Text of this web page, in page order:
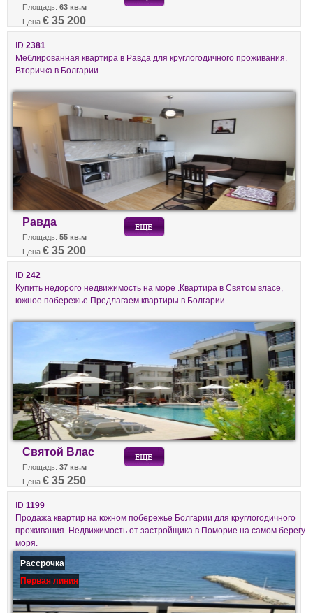
Площадь: 63 кв.м
Цена € 35 200
ID 2381
Меблированная квартира в Равда для круглогодичного проживания.
Вторичка в Болгарии.
Равда
Площадь: 55 кв.м
Цена € 35 200
ID 242
Купить недорого недвижимость на море .Квартира в Святом власе,
южное побережье.Предлагаем квартиры в Болгарии.
Святой Влас
Площадь: 37 кв.м
Цена € 35 250
ID 1199
Продажа квартир на южном побережье Болгарии для круглогодичного
проживания. Недвижимость от застройщика в Поморие на самом берегу
моря.
Рассрочка
Первая линия